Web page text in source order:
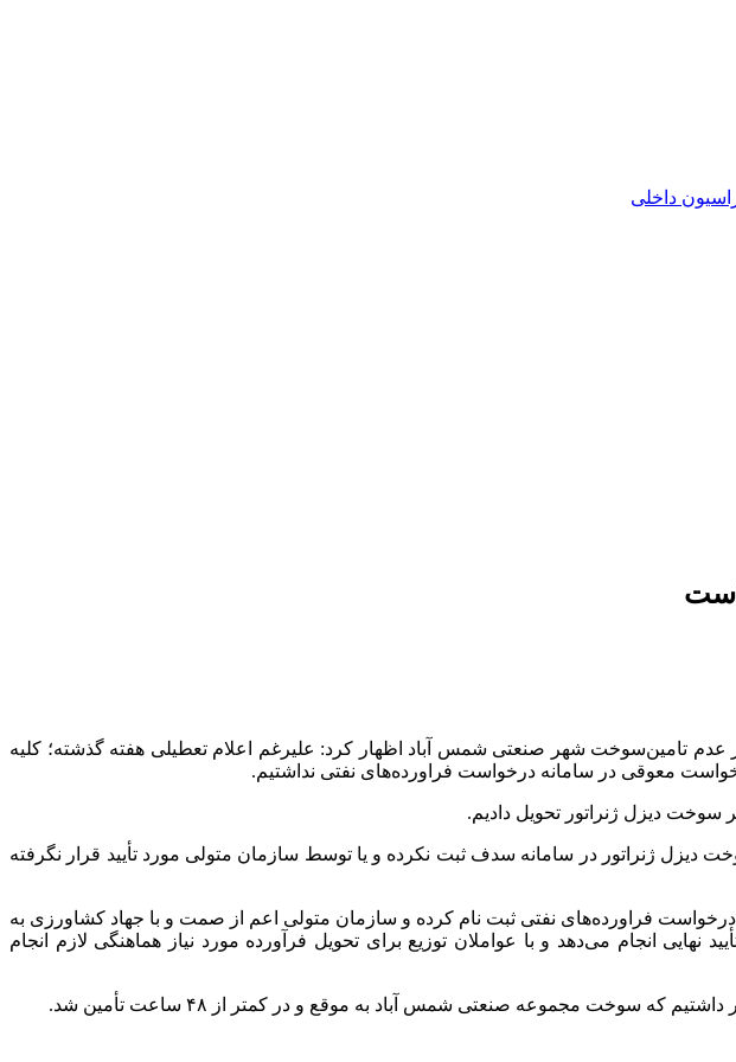
داخلی
بر عدم تامین‌سوخت شهر صنعتی شمس آباد اظهار کرد: علیرغم اعلام تعطیلی هفته گذشته؛ کلیه
معوقی در سامانه درخواست فراورده‌های نفتی نداشتیم.
دیزل ژنراتور در سامانه سدف ثبت نکرده و یا توسط سازمان متولی مورد تأیید قرار نگرفته
فراورده‌های نفتی ثبت نام کرده و سازمان متولی اعم از صمت و با جهاد کشاورزی به
انجام می‌دهد و با عواملان توزیع برای تحویل فرآورده مورد نیاز هماهنگی لازم انجام